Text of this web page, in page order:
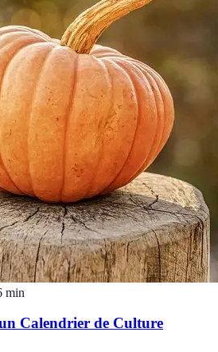
min
Calendrier de Culture